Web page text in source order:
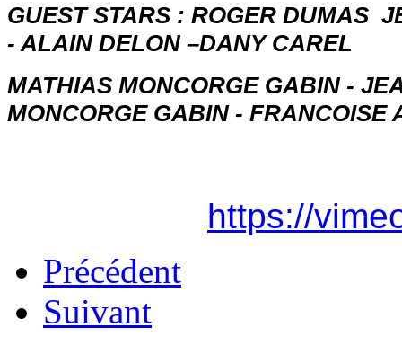
GUEST STARS : ROGER DUMAS
- ALAIN DELON –DANY CAREL
MATHIAS MONCORGE GABIN -
MONCORGE GABIN - FRANCOISE
https://
Précédent
Suivant